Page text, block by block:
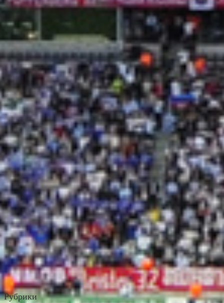
Рубрики